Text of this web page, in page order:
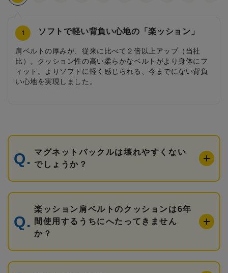
1 ソフトで軽い背負い心地の「楽ッション」
肩ベルトの厚みが、従来に比べて２倍以上アップ（当社
比）。クッション性の高い柔らかなベルトがより身体にフ
ィット。よりソフトに軽く感じられる、今までにない背負
い心地を実現しました。
2 安ピカッ・光る肩ベルト
日中はデザインとして溶け込み、雨の日や暗い夜道は車の
ライトに反射してピカッと光る安ピカッを搭載。カブセの
縁に加えて肩ベルトの前面も「安ピカッ」仕様に。
3 荷物を守る芯材補強
本体の背中、側面、底、メインポケット上部を芯材で補強
することで、型崩れしにくい形状にし、大切な荷物を守り
ます。
4 半カブセタイプ
半カブセタイプにすることでスタイリッシュなデザインと
同時に軽量化も実現させました。
5 開け閉めしやすいマグネットバックル
荷物を守るロックはドイツのFIDLOCK社バックルを搭載し
ました。マグネット入りで近づけるだけで閉じられ、開け
るときはワンプッシュ。荷物が多い日には、裏側のボタン
を付け替えるだけでお子さまでも簡単に長さが調節できま
6 収納力をアップする水筒ポケット
側面には水筒や折り畳み傘、ふでばこなどが入れられるマ
ルチポケットが付いています。かさばる水筒もスッキリ収
納でき、出し入れも簡単です。
7 汗ムレを防ぎ、清潔さをキープ
背当ての素材には通気性・透湿性に優れた「エアーフレッ
シュ」素材を使用。 また、背当ての形状は、凸凹にするこ
とにより、通気空間が確保され、空気が流れる設計にして
います。お子さまの背中をムレにくく、夏でも快適な状態
8 汚れにくい設計（底びょう・チリ構造）
底びょう・チリ部があることにより、ランドセルの側面や
底面が、壁や地面と直接触れることを防ぎ、傷や汚れがつ
きにくい構造になっています。
9 教科書ベルトでより収納しやすく
教科書ベルトを使うことで荷物が少ない日も荷物の揺れを
抑えるとともに、整理しやすくなります。また、背中に荷
物を密着させることで、体感重量を軽減してくれます。
10 ガバッと開くアコーディオンポケット
前ポケットはアコーディオンポケットにすることで、さら
に収納力UP。また、ポケットが大きく開くので、中身が見
やすく取り出しやすい構造になっています。
マグネットバックルは壊れやすくない
でしょうか？
楽ッション肩ベルトのクッションは6年
間使用するうちにへたってきません
か？